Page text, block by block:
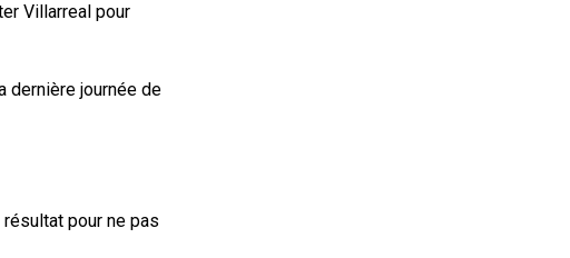
Villarreal pour
dernière journée de
pour ne pas